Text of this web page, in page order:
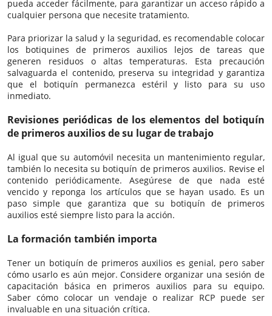
pueda acceder fácilmente, para garantizar un acceso rápido a
cualquier persona que necesite tratamiento.
Para priorizar la salud y la seguridad, es recomendable colocar
los botiquines de primeros auxilios lejos de tareas que
generen residuos o altas temperaturas. Esta precaución
salvaguarda el contenido, preserva su integridad y garantiza
que el botiquín permanezca estéril y listo para su uso
inmediato.
Revisiones periódicas de los elementos del botiquín
de primeros auxilios de su lugar de trabajo
Al igual que su automóvil necesita un mantenimiento regular,
también lo necesita su botiquín de primeros auxilios. Revise el
contenido periódicamente. Asegúrese de que nada esté
vencido y reponga los artículos que se hayan usado. Es un
paso simple que garantiza que su botiquín de primeros
auxilios esté siempre listo para la acción.
La formación también importa
Tener un botiquín de primeros auxilios es genial, pero saber
cómo usarlo es aún mejor. Considere organizar una sesión de
capacitación básica en primeros auxilios para su equipo.
Saber cómo colocar un vendaje o realizar RCP puede ser
invaluable en una situación crítica.